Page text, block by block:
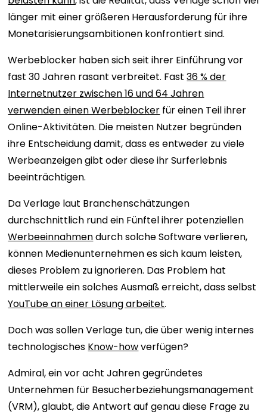
länger mit einer größeren Herausforderung für ihre
Monetarisierungsambitionen konfrontiert sind.
Werbeblocker haben sich seit ihrer Einführung vor
fast 30 Jahren rasant verbreitet. Fast36 % der
Internetnutzer zwischen 16 und 64 Jahren
verwenden einen Werbeblocker für einen Teil ihrer
Online-Aktivitäten. Die meisten Nutzer begründen
ihre Entscheidung damit, dass es entweder zu viele
Werbeanzeigen gibt oder diese ihr Surferlebnis
beeinträchtigen.
Da Verlage laut Branchenschätzungen
durchschnittlich rund ein Fünftel ihrer potenziellen
Werbeeinnahmendurch solche Software verlieren,
können Medienunternehmen es sich kaum leisten,
dieses Problem zu ignorieren. Das Problem hat
mittlerweile ein solches Ausmaß erreicht, dass selbst
YouTube an einer Lösung arbeitet.
Doch was sollen Verlage tun, die über wenig internes
technologisches Know-howverfügen?
Admiral, ein vor acht Jahren gegründetes
Unternehmen für Besucherbeziehungsmanagement
(VRM), glaubt, die Antwort auf genau diese Frage zu